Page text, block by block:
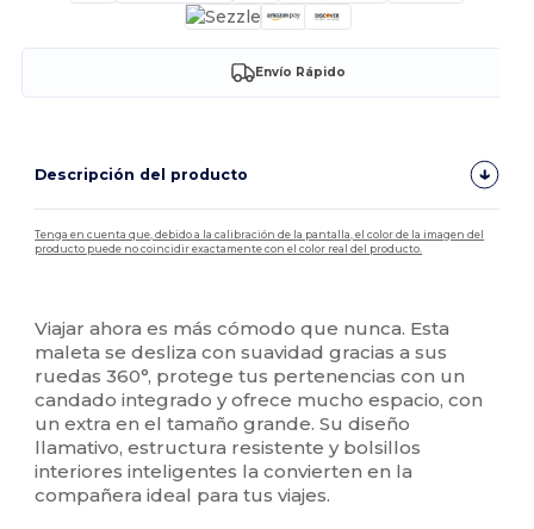
Envío Rápido
Descripción del producto
Tenga en cuenta que, debido a la calibración de la pantalla, el color de la imagen del
producto puede no coincidir exactamente con el color real del producto.
Viajar ahora es más cómodo que nunca. Esta
maleta se desliza con suavidad gracias a sus
ruedas 360°, protege tus pertenencias con un
candado integrado y ofrece mucho espacio, con
un extra en el tamaño grande. Su diseño
llamativo, estructura resistente y bolsillos
interiores inteligentes la convierten en la
compañera ideal para tus viajes.